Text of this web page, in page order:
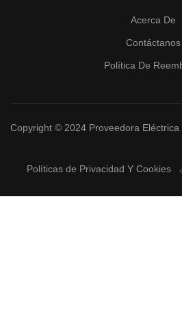
Acerca De
Contáctanos
Política De
Copyright © 2024 Proveedora Eléctrica
Políticas de Privacidad Y Cookies